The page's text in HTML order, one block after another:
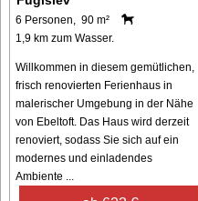
6 Personen, 90 m²
1,9 km zum Wasser.
Willkommen in diesem gemütlichen,
frisch renovierten Ferienhaus in
malerischer Umgebung in der Nähe
von Ebeltoft. Das Haus wird derzeit
renoviert, sodass Sie sich auf ein
modernes und einladendes
Ambiente ...